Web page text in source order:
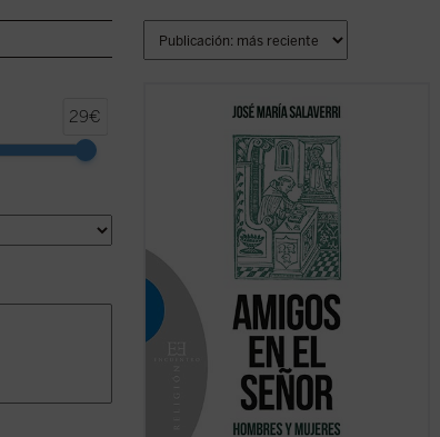
29€
La experiencia de amistad,
profundamente arraigada en el ser
humano, quedó circunscrita en la
antigüedad a la relación entre varones;
apenas se mencionan --y siempre con
sospecha--amistades entre mujeres. Las
relaciones de amistad intersexual ...